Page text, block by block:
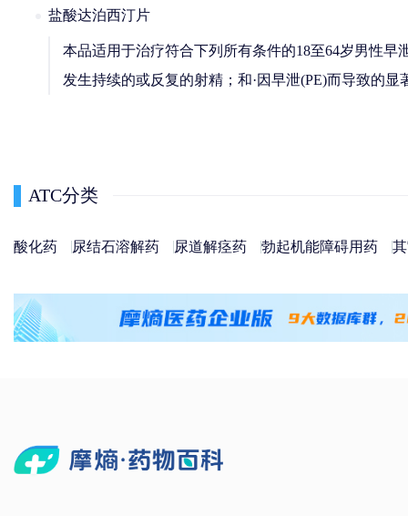
盐酸达泊西汀片
本品适用于治疗符合下列所有条件的18至64岁男性
发生持续的或反复的射精；和·因早泄(PE)而导致的
ATC分类
酸化药 尿结石溶解药 尿道解痉药 勃起机能障碍用药